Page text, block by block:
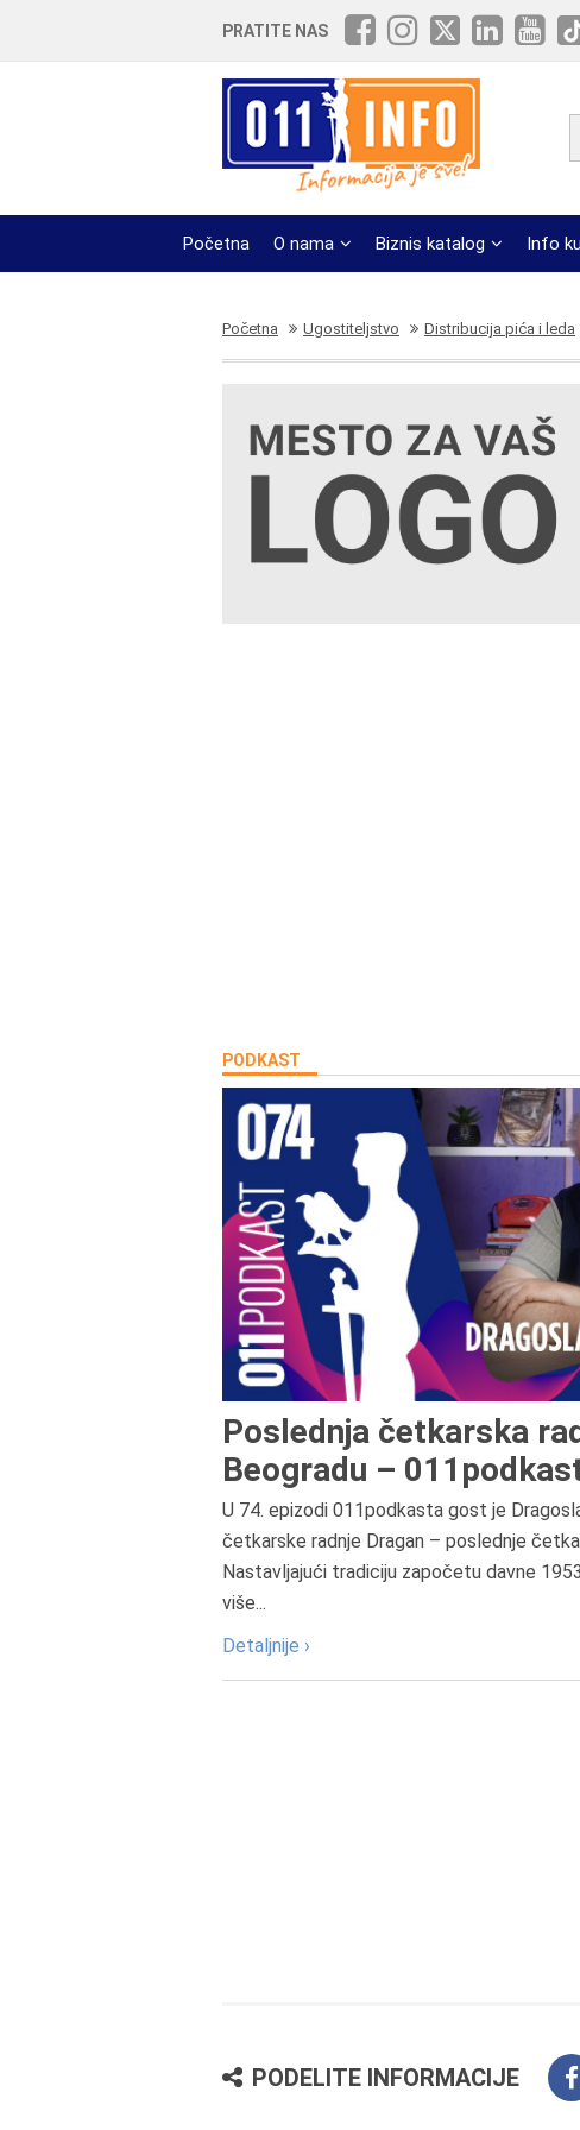
PRATITE NAS
Početna O nama Biznis katalog Info
Početna Ugostiteljstvo Distribucija pića i leda
PODKAST
Poslednja četkarska
Beogradu –
U 74. epizodi 011podkasta gost je
četkarske radnje Dragan – poslednje
Nastavljajući tradiciju započetu davne
više...
Detaljnije ›
PODELITE INFORMACIJE